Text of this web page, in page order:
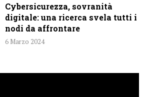
Cybersicurezza, sovranità
digitale: una ricerca svela tutti i
nodi da affrontare
6 Marzo 2024